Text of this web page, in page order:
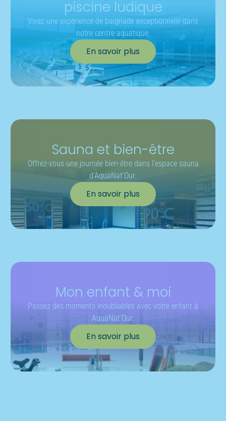
Sauna
Luminothérapie
2 fois par
semaine
Abonnement
Réduction
Réduction pour les élèves/étudiants
Réduction pour les partenaires
piscine ludique
Vivez une expérience de baignade exceptionnelle dans
notre centre aquatique.
En savoir plus
Sauna et bien-être
Offrez-vous une journée bien-être dans l’espace sauna
d’AquaNat‘Our.
En savoir plus
Mon enfant & moi
Passez des moments inoubliables avec votre enfant à
AquaNat’Our.
En savoir plus